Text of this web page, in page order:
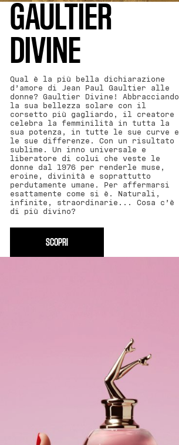
GAULTIER
DIVINE
Qual è la più bella dichiarazione
d’amore di Jean Paul Gaultier alle
donne? Gaultier Divine! Abbracciando
la sua bellezza solare con il
corsetto più gagliardo, il creatore
celebra la femminilità in tutta la
sua potenza, in tutte le sue curve e
le sue differenze. Con un risultato
sublime. Un inno universale e
liberatore di colui che veste le
donne dal 1976 per renderle muse,
eroine, divinità e soprattutto
perdutamente umane. Per affermarsi
esattamente come si è. Naturali,
infinite, straordinarie... Cosa c’è
di più divino?
SCOPRI